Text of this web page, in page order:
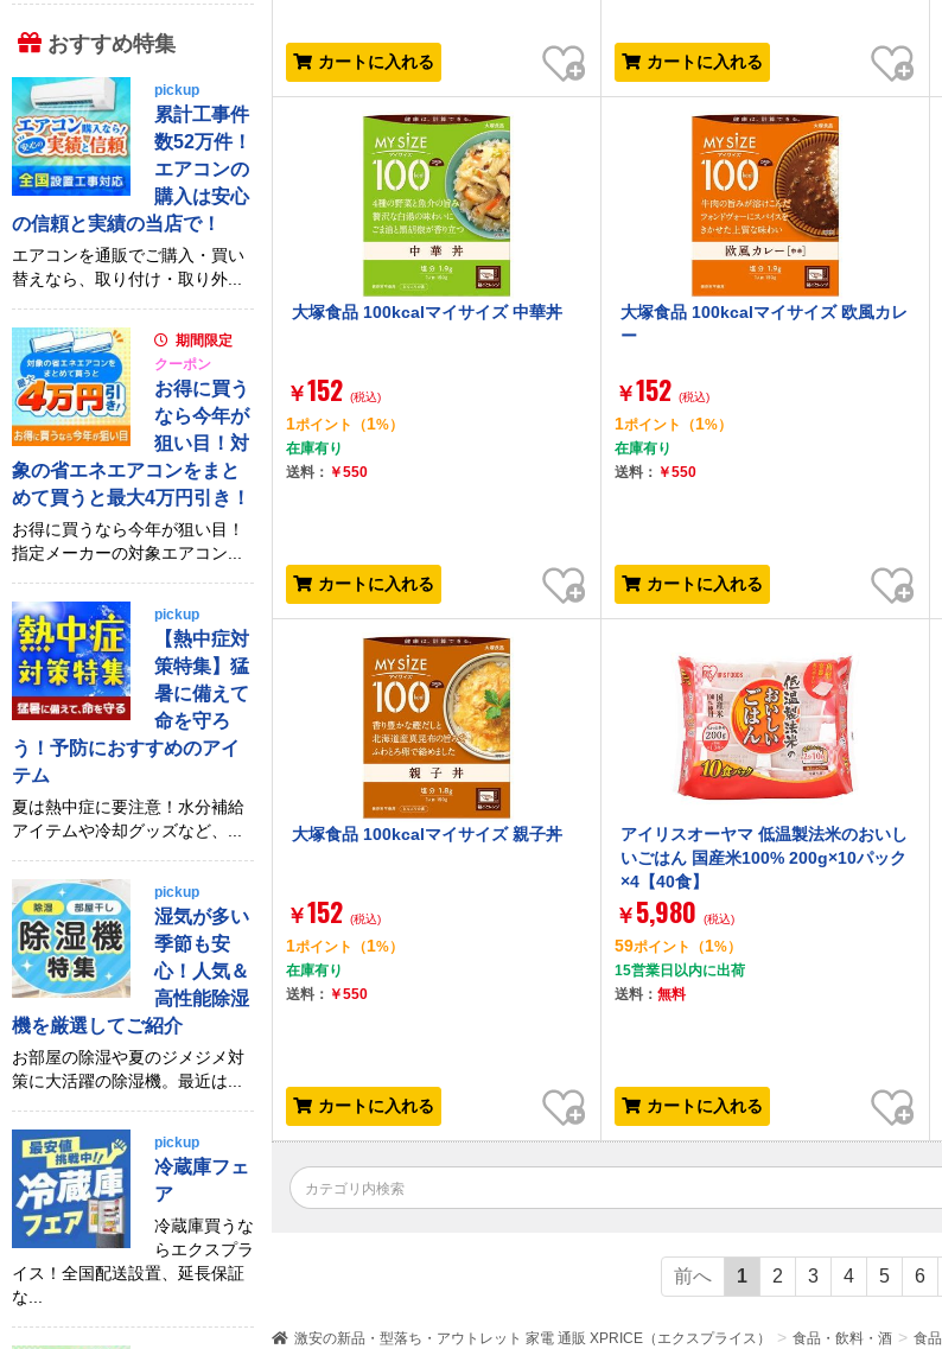
激安の新品・型落ち・アウトレット 家電 通販 XPRICE（エクスプライス） 食品・飲料・酒 食品
カートに入れる
お気に入り
カートに入れる
お気に入り
大塚食品 100kcalマイサイズ 中華丼
￥152 (税込)
1ポイント （1%）
在庫有り
送料： ￥550
カートに入れる
お気に入り
大塚食品 100kcalマイサイズ 欧風カレ
ー
￥152 (税込)
1ポイント （1%）
在庫有り
送料： ￥550
カートに入れる
お気に入り
大塚食品 100kcalマイサイズ 親子丼
￥152 (税込)
1ポイント （1%）
在庫有り
送料： ￥550
カートに入れる
お気に入り
アイリスオーヤマ 低温製法米のおいし
いごはん 国産米100% 200g×10パック
×4【40食】
￥ 5,980 (税込)
59ポイント （1%）
15営業日以内に出荷
送料： 無料
カートに入れる
お気に入り
前へ 1 2 3 4 5 6
おすすめ特集
pickup
累計工事件
数52万件！
エアコンの
購入は安心
の信頼と実績の当店で！
エアコンを通販でご購入・買い
替えなら、取り付け・取り外...
期間限定
クーポン
お得に買う
なら今年が
狙い目！対
象の省エネエアコンをまと
めて買うと最大4万円引き！
お得に買うなら今年が狙い目！
指定メーカーの対象エアコン...
pickup
【熱中症対
策特集】猛
暑に備えて
命を守ろ
う！予防におすすめのアイ
テム
夏は熱中症に要注意！水分補給
アイテムや冷却グッズなど、...
pickup
湿気が多い
季節も安
心！人気＆
高性能除湿
機を厳選してご紹介
お部屋の除湿や夏のジメジメ対
策に大活躍の除湿機。最近は...
pickup
冷蔵庫フェ
ア
冷蔵庫買うな
らエクスプラ
イス！全国配送設置、延長保証
な...